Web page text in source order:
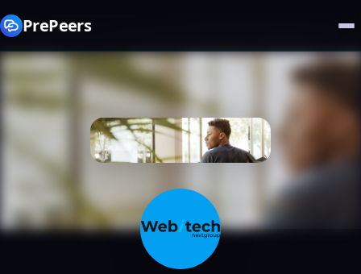
PrePeers